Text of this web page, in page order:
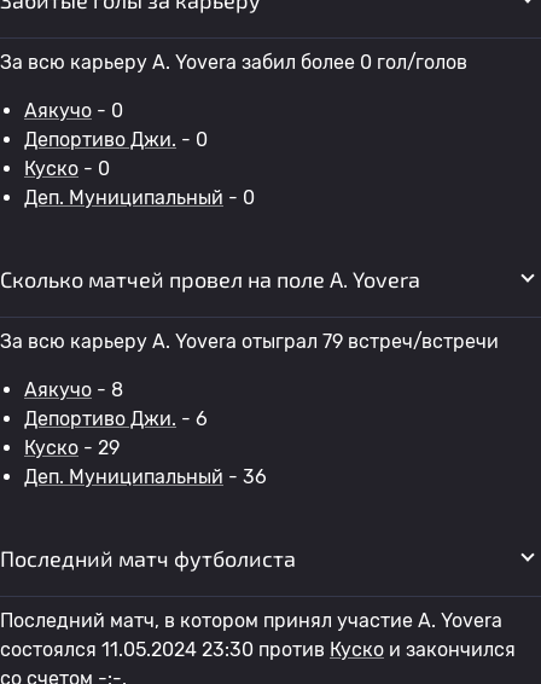
За всю карьеру A. Yovera забил более 0 гол/голов
Аякучо - 0
Депортиво Джи. - 0
Куско - 0
Деп. Муниципальный - 0
Сколько матчей провел на поле A. Yovera
За всю карьеру A. Yovera отыграл 79 встреч/встречи
Аякучо - 8
Депортиво Джи. - 6
Куско - 29
Деп. Муниципальный - 36
Последний матч футболиста
Последний матч, в котором принял участие A. Yovera
состоялся 11.05.2024 23:30 против Куско и закончился
со счетом -:-.